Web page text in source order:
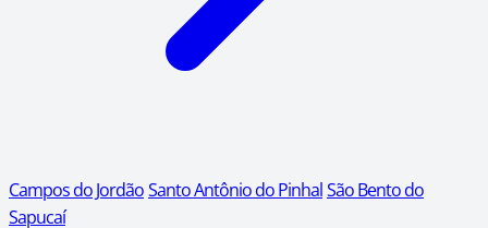
Campos do JordãoSanto Antônio do PinhalSão Bento do
Sapucaí